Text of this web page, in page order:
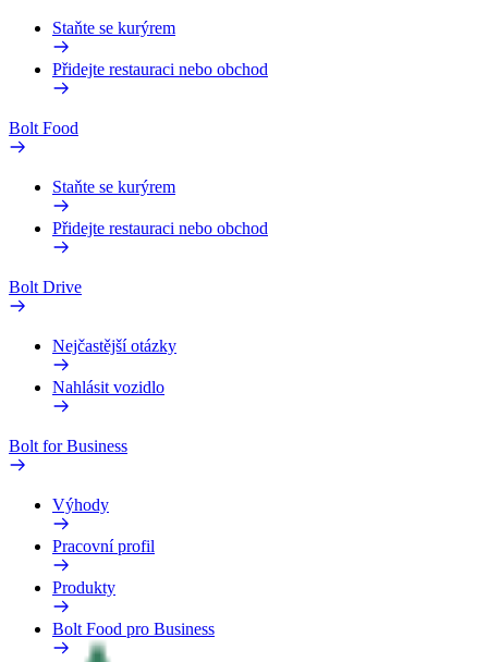
Staňte se kurýrem
Přidejte restauraci nebo obchod
Bolt Food
Staňte se kurýrem
Přidejte restauraci nebo obchod
Bolt Drive
Nejčastější otázky
Nahlásit vozidlo
Bolt for Business
Výhody
Pracovní profil
Produkty
Bolt Food pro Business